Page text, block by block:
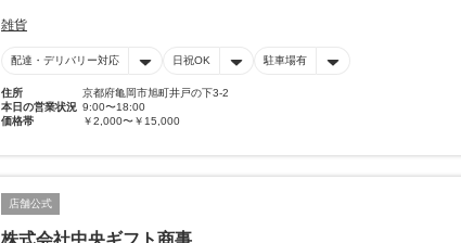
雑貨
配達・デリバリー対応 日祝OK 駐車場有
住所
京都府亀岡市旭町井戸の下3-2
本日の営業状況 9:00〜18:00
価格帯
￥2,000〜￥15,000
店舗公式
株式会社中央ギフト商事